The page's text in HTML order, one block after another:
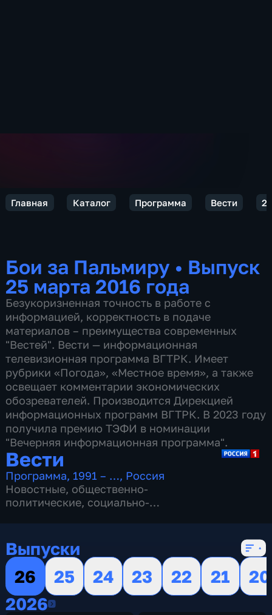
Главная Каталог Программа Вести
Бои за Пальмиру • Выпуск
25 марта 2016 года
Безукоризненная точность в работе с
информацией, корректность в подаче
материалов – преимущества современных
"Вестей". Вести — информационная
телевизионная программа ВГТРК. Имеет
рубрики «Погода», «Местное время», а также
освещает комментарии экономических
обозревателей. Производится Дирекцией
информационных программ ВГТРК. В 2023 году
получила премию ТЭФИ в номинации
"Вечерняя информационная программа".
Вести
Программа, 1991 – …, Россия
Новостные, общественно-
политические, социально-
Выпуски
26
25 24 23 22 21
20
20262026